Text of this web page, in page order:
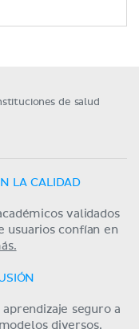
de salud
LA CALIDAD
validados
usuarios confían en
seguro a
diversos,